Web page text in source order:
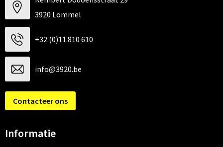
3920 Lommel
+32 (0)11 810 610
info@3920.be
Contacteer ons
Informatie